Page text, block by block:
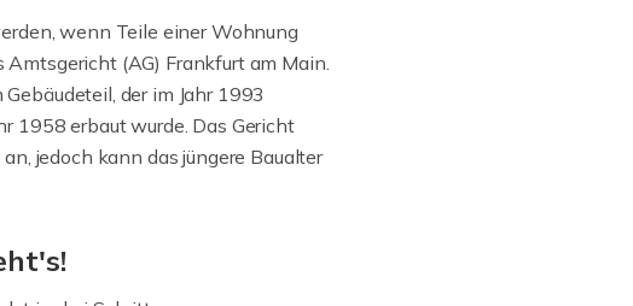
wenn Teile einer Wohnung
(AG) Frankfurt am Main.
der im Jahr 1993
1958 erbaut wurde. Das Gericht
jedoch kann das jüngere Baualter